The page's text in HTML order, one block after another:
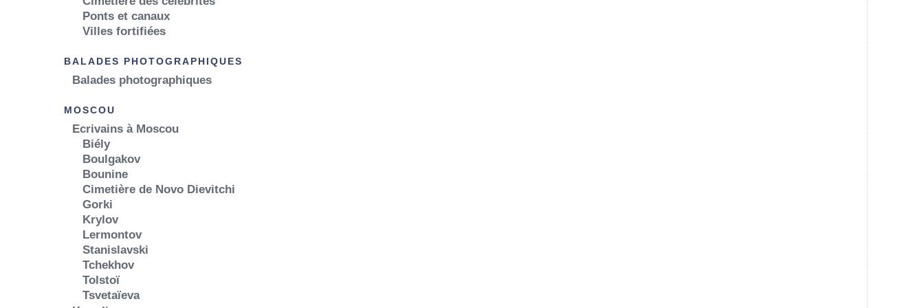
Ponts et canaux
Villes fortifiées
BALADES PHOTOGRAPHIQUES
Balades photographiques
MOSCOU
Ecrivains à Moscou
Biély
Boulgakov
Bounine
Cimetière de Novo Dievitchi
Gorki
Krylov
Lermontov
Stanislavski
Tchekhov
Tolstoï
Tsvetaïeva